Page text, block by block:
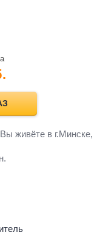
живёте в г.Минске,